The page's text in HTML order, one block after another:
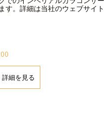
す。詳細は当社のウェブサイト
詳細を見る